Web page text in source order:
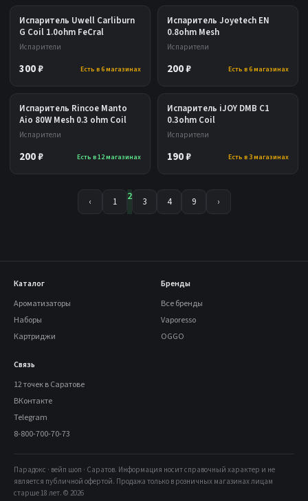
Испаритель Uwell Carliburn
G Coil 1.0ohm FeCral
Испарители
300 ₽ Есть в 6 магазинах
Испаритель Joyetech EN
0.8ohm Mesh
Испарители
200 ₽ Есть в 6 магазинах
Испаритель Rincoe Manto
Aio 80W Mesh 0.3 ohm Coil
Испарители
200 ₽ Есть в 12 магазинах
Испаритель iJOY DMB C1
0.3ohm Coil
Испарители
190 ₽ Есть в 3 магазинах
‹ 1 2 3 4 9 ›
Каталог
Ароматизаторы
Наборы
Картриджи
Бренды
Все бренды
Vaporesso
OGGO
Связь
12 точек в Саратове
ВКонтакте
Telegram
8-800-700-70-73
Парадокс · вейп шоп · Саратов. Информация носит справочный характер и не
является публичной офертой. Продажа только в розничных магазинах лицам
старше 18 лет. © 2026